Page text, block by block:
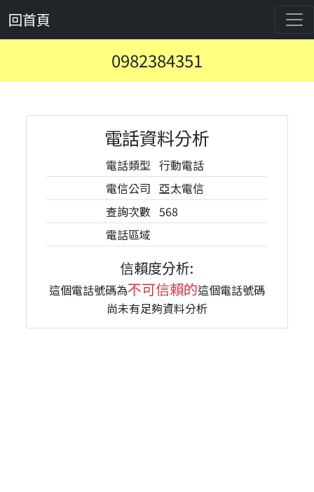
回首頁
0982384351
電話資料分析
電話類型 行動電話
電信公司 亞太電信
查詢次數 568
電話區域
信賴度分析:
這個電話號碼為不可信賴的這個電話號碼
尚未有足夠資料分析